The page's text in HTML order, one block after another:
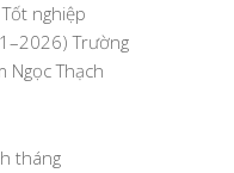
nghiệp
Trường
Ngọc Thạch
tháng